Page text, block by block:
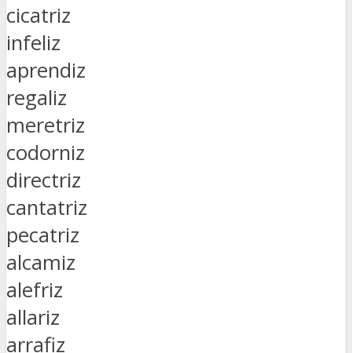
cicatriz
infeliz
aprendiz
regaliz
meretriz
codorniz
directriz
cantatriz
pecatriz
alcamiz
alefriz
allariz
arrafiz